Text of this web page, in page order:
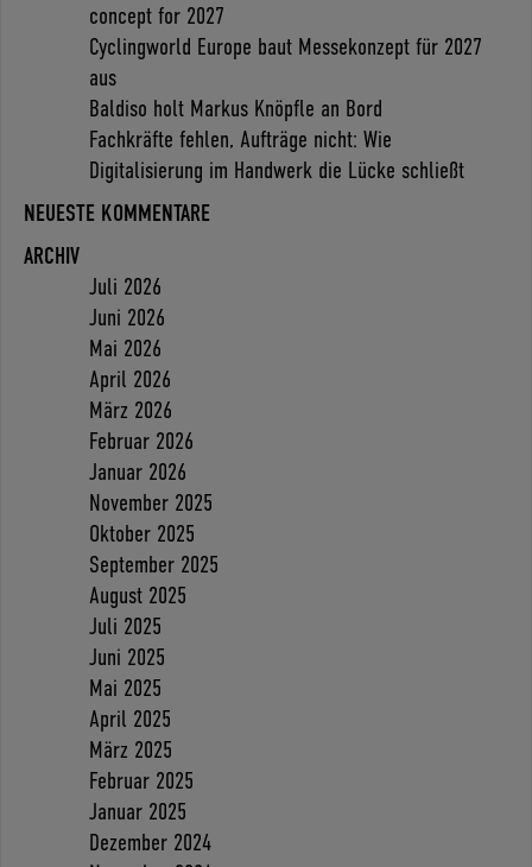
concept for 2027
Cyclingworld Europe baut Messekonzept für 2027
aus
Baldiso holt Markus Knöpfle an Bord
Fachkräfte fehlen, Aufträge nicht: Wie
Digitalisierung im Handwerk die Lücke schließt
NEUESTE KOMMENTARE
ARCHIV
Juli 2026
Juni 2026
Mai 2026
April 2026
März 2026
Februar 2026
Januar 2026
November 2025
Oktober 2025
September 2025
August 2025
Juli 2025
Juni 2025
Mai 2025
April 2025
März 2025
Februar 2025
Januar 2025
Dezember 2024